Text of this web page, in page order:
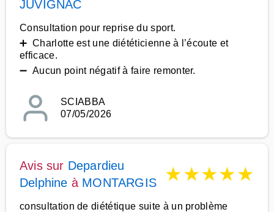
JUVIGNAC
Consultation pour reprise du sport.
➕ Charlotte est une diététicienne à l’écoute et
efficace.
➖ Aucun point négatif à faire remonter.
SCIABBA
07/05/2026
Avis sur Depardieu
Delphine à MONTARGIS ★★★★★
consultation de diététique suite à un problème